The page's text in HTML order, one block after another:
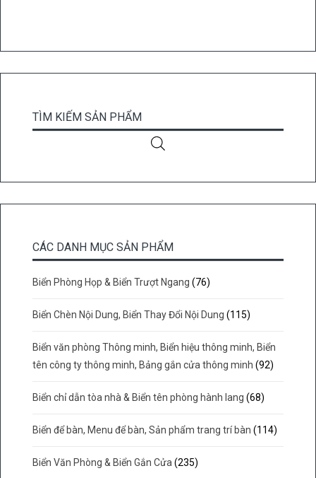
TÌM KIẾM SẢN PHẨM
CÁC DANH MỤC SẢN PHẨM
Biển Phòng Họp & Biển Trượt Ngang (76)
Biển Chèn Nội Dung, Biển Thay Đổi Nội Dung (115)
Biển văn phòng Thông minh, Biển hiệu thông minh, Biển
tên công ty thông minh, Bảng gắn cửa thông minh (92)
Biển chỉ dẫn tòa nhà & Biển tên phòng hành lang (68)
Biển để bàn, Menu để bàn, Sản phẩm trang trí bàn (114)
Biển Văn Phòng & Biển Gắn Cửa (235)